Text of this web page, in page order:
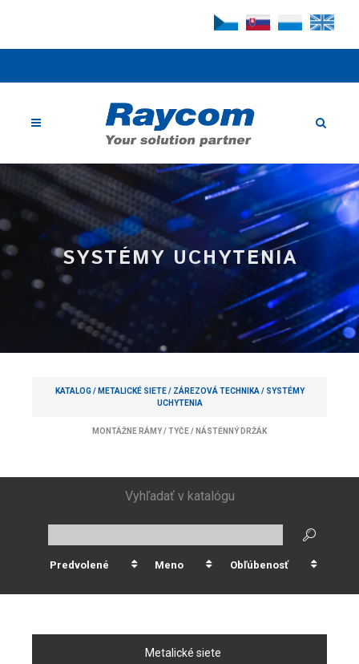
SYSTÉMY UCHYTENIA
KATALOG / METALICKÉ SIETE/ ZÁREZOVÁ TECHNIKA/ SYSTÉMY
UCHYTENIA
MONTÁŽNE RÁMY/TYČE/ NÁSTĚNNÝ DRŽÁK
Vyhľadať v katalógu
Predvolené Meno Obľúbenosť
Metalické siete